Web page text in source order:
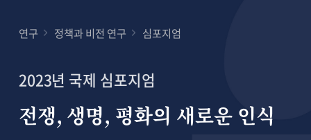
연구 정책과 비전 연구 심포지엄
2023년 국제 심포지엄
전쟁, 생명, 평화의 새로운 인식